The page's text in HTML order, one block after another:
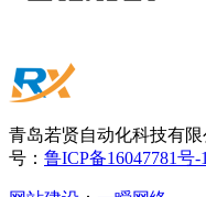
青岛若贤自动化科技有
号： 鲁ICP备16047781号-1